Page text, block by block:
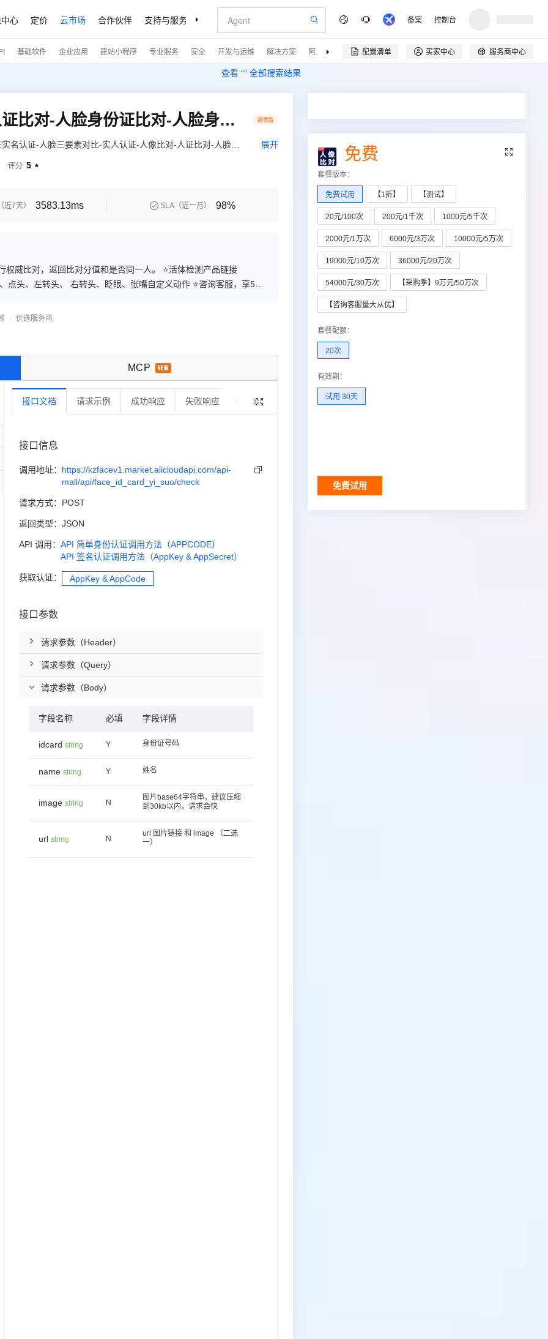
心 定价 云市场 合作伙伴 支持与服务 了解阿里云
查看 “” 全部搜索结果
备案 控制台
基础软件 企业应用 建站小程序 专业服务 安全 开发与运维 解决方案 阿里云精选 伙伴招募
配置清单  买家中心  服务商中心
【精准识别】人像比对-人证比对-人脸身份证比对-人脸身份证比对-人脸三要素对比-人脸识别-人脸识别-人脸实名认证-人像比对 超优品
名认证-人脸三要素对比-实人认证-人像比对-人证比对-人脸身
展开
评分 5 
近7天） 3583.13ms  SLA（近一月） 98%
威比对，返回比对分值和是否同一人。 ⭐活体检测产品链接
优选服务商
MCP 

接口文档 请求示例 成功响应 失败响应 错误码
接口信息
调用地址： https://kzfacev1.market.alicloudapi.com/api-
mall/api/face_id_card_yi_suo/check

请求方式： POST
返回类型： JSON
API 调用： API 简单身份认证调用方法（APPCODE）
API 签名认证调用方法（AppKey & AppSecret）
获取认证： AppKey & AppCode
接口参数
请求参数（Header）
请求参数（Query）
请求参数（Body）
字段名称 必填 字段详情
idcard string Y 身份证号码
name string Y 姓名
image string N
图片base64字符串，建议压缩
到30kb以内，请求会快
url string N
url 图片链接 和 image （二选
一）

免费
套餐版本：
免费试用 【1折】 【测试】
20元/100次 200元/1千次 1000元/5千次
2000元/1万次 6000元/3万次 10000元/5万次
19000元/10万次 36000元/20万次
54000元/30万次 【采购季】9万元/50万次
【咨询客服量大从优】
套餐配额 ：
20次
有效期 ：
试用 30天
免费试用